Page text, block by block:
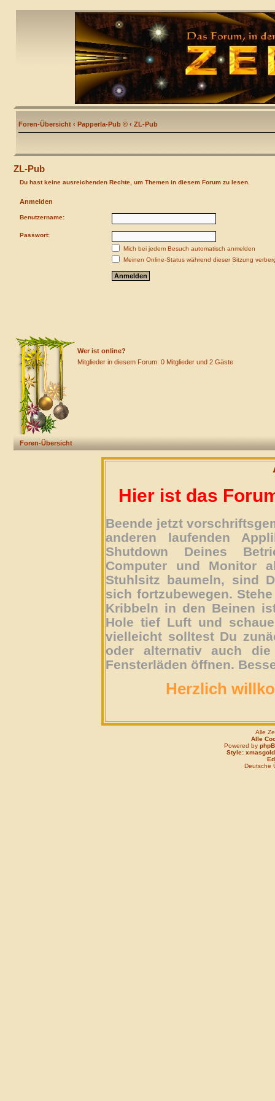
Foren-Übersicht ‹ Papperla-Pub © ‹ ZL-Pub
ZL-Pub
Du hast keine ausreichenden Rechte, um Themen in diesem Forum zu lesen.
Anmelden
Benutzername:
Passwort:
Mich bei jedem Besuch automatisch anmelden
Meinen Online-Status während dieser Sitzung
Wer ist online?
Mitglieder in diesem Forum: 0 Mitglieder und 2 Gäste
Foren-Übersicht
Hier ist das
Beende jetzt
anderen laufenden
Shutdown Deines
Computer und Monitor
Stuhlsitz baumeln, sind
sich fortzubewegen.
Kribbeln in den Beinen
Hole tief Luft und
vielleicht solltest Du
oder alternativ auch
Fensterläden öffnen.
Herzlich
Alle
Alle
Powered by
Style: xmasgold
Deutsche